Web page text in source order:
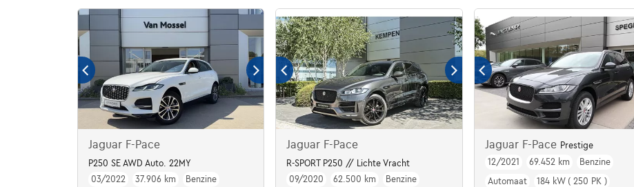
Jaguar F-Pace
P250 SE AWD Auto. 22MY
03/2022
37.906 km
Benzine
Jaguar F-Pace
R-SPORT P250 // Lichte Vracht
09/2020
62.500 km
Benzine
Jaguar F-Pace Prestige
12/2021
69.452 km
Benzine
Automaat
184 kW ( 250 PK )